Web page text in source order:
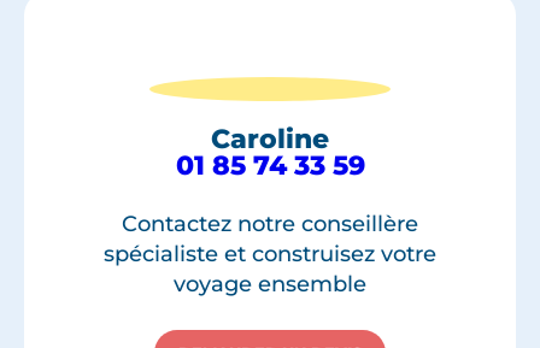
Caroline
01 85 74 33 59
Contactez notre conseillère
spécialiste et construisez votre
voyage ensemble